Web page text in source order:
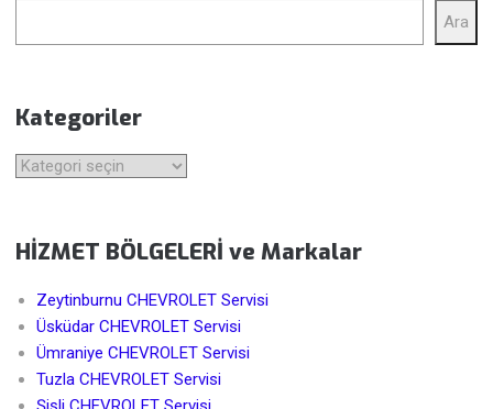
Ara
Kategoriler
Kategoriler
HİZMET BÖLGELERİ ve Markalar
Zeytinburnu CHEVROLET Servisi
Üsküdar CHEVROLET Servisi
Ümraniye CHEVROLET Servisi
Tuzla CHEVROLET Servisi